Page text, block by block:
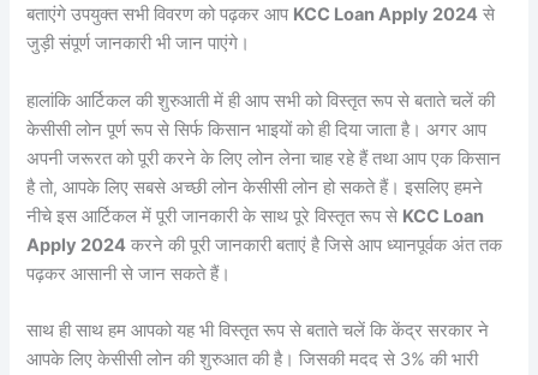
बताएंगे उपयुक्त सभी विवरण को पढ़कर आप KCC Loan Apply 2024 से
जुड़ी संपूर्ण जानकारी भी जान पाएंगे।
हालांकि आर्टिकल की शुरुआती में ही आप सभी को विस्तृत रूप से बताते चलें की
केसीसी लोन पूर्ण रूप से सिर्फ किसान भाइयों को ही दिया जाता है। अगर आप
अपनी जरूरत को पूरी करने के लिए लोन लेना चाह रहे हैं तथा आप एक किसान
है तो, आपके लिए सबसे अच्छी लोन केसीसी लोन हो सकते हैं। इसलिए हमने
नीचे इस आर्टिकल में पूरी जानकारी के साथ पूरे विस्तृत रूप से KCC Loan
Apply 2024 करने की पूरी जानकारी बताएं है जिसे आप ध्यानपूर्वक अंत तक
पढ़कर आसानी से जान सकते हैं।
साथ ही साथ हम आपको यह भी विस्तृत रूप से बताते चलें कि केंद्र सरकार ने
आपके लिए केसीसी लोन की शुरुआत की है। जिसकी मदद से 3% की भारी